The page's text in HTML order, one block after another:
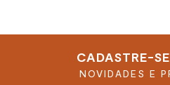
CADASTRE-
NOVIDADES E